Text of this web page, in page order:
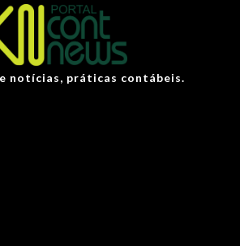
notícias, práticas contábeis.